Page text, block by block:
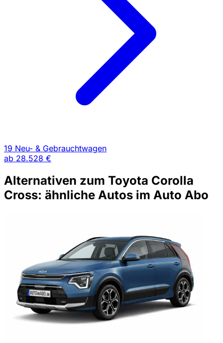
19 Neu- & Gebrauchtwagen
ab 28.528 €
Alternativen zum Toyota Corolla
Cross: ähnliche Autos im Auto Abo